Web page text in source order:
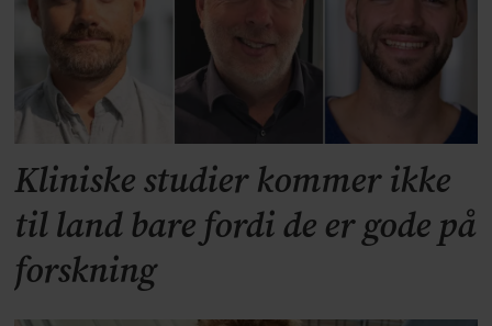
Kliniske studier kommer ikke
til land bare fordi de er gode på
forskning